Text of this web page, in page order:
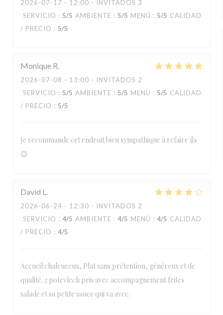
2026-07-17 - 12:00 - INVITADOS 3
SERVICIO : 5/5 AMBIENTE : 5/5 MENÚ : 5/5 CALIDAD
/ PRECIO : 5/5
Monique R
2026-07-08 - 13:00 - INVITADOS 2
SERVICIO : 5/5 AMBIENTE : 5/5 MENÚ : 5/5 CALIDAD
/ PRECIO : 5/5
Je recommande cet endroit bien sympathique à refaire 👍
😉
David L
2026-06-24 - 12:30 - INVITADOS 2
SERVICIO : 4/5 AMBIENTE : 4/5 MENÚ : 4/5 CALIDAD
/ PRECIO : 4/5
Accueil chaleureux, Plat sans prétention, généreux et de
qualité. 2 potevlech pris avec accompagnement frites
salade et sa petite sauce qui va avec.